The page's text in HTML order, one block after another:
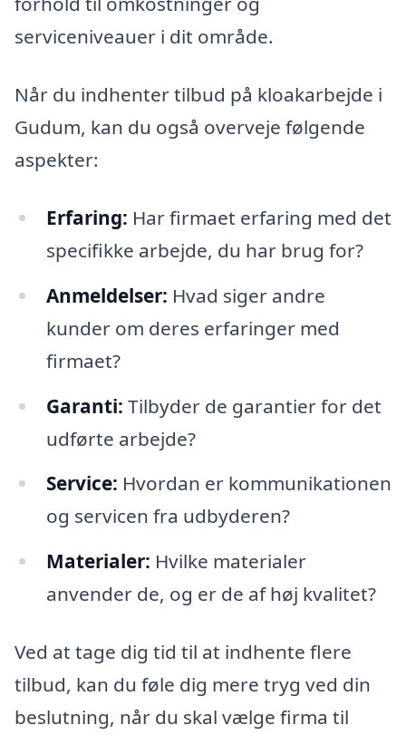
serviceniveauer i dit område.
Når du indhenter tilbud på kloakarbejde i
Gudum, kan du også overveje følgende
aspekter:
Erfaring: Har firmaet erfaring med det
specifikke arbejde, du har brug for?
Anmeldelser: Hvad siger andre
kunder om deres erfaringer med
firmaet?
Garanti: Tilbyder de garantier for det
udførte arbejde?
Service: Hvordan er kommunikationen
og servicen fra udbyderen?
Materialer: Hvilke materialer
anvender de, og er de af høj kvalitet?
Ved at tage dig tid til at indhente flere
tilbud, kan du føle dig mere tryg ved din
beslutning, når du skal vælge firma til